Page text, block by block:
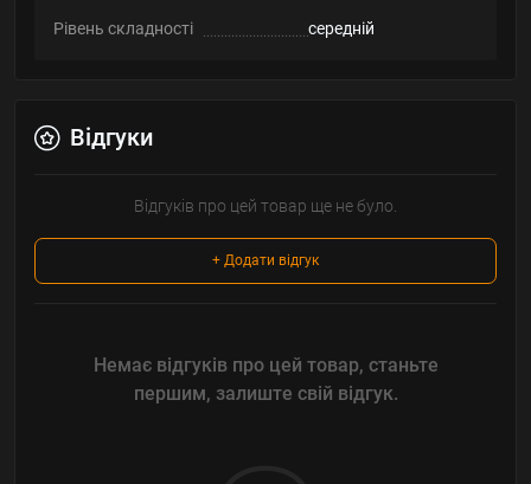
Рівень складності середній
Відгуки
Відгуків про цей товар ще не було.
+ Додати відгук
Немає відгуків про цей товар, станьте
першим, залиште свій відгук.